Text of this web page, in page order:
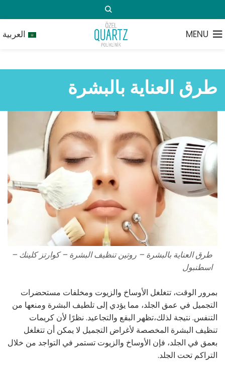
MENU العربية
طرق العناية بالبشرة
طرق العناية بالبشرة – روتين تنظيف البشرة – كوارتز كلينك –
اسطنبول
بمرور الوقت، تتغلغل الأوساخ والزيوت ومخلفات مستحضرات
التجميل في عمق الجلد، مما يؤدي إلى تلطيف البشرة ومنعها من
التنفس. نتيجة لذلك،تظهر البقع والتجاعيد. نظرًا لأن كريمات
تنظيف البشرة المخصصة لأغراض التجميل لا يمكن أن تتغلغل
بعمق في الجلد، فإن الأوساخ والزيوت تستمر في التواجد من خلال
التراكم تحت الجلد.